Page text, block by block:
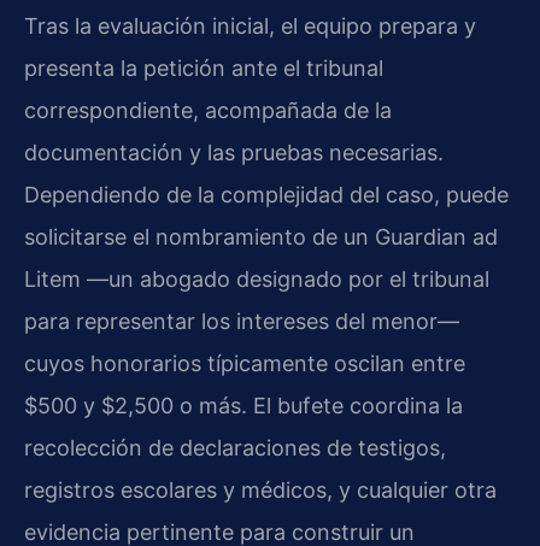
Tras la evaluación inicial, el equipo prepara y
presenta la petición ante el tribunal
correspondiente, acompañada de la
documentación y las pruebas necesarias.
Dependiendo de la complejidad del caso, puede
solicitarse el nombramiento de un Guardian ad
Litem —un abogado designado por el tribunal
para representar los intereses del menor—
cuyos honorarios típicamente oscilan entre
$500 y $2,500 o más. El bufete coordina la
recolección de declaraciones de testigos,
registros escolares y médicos, y cualquier otra
evidencia pertinente para construir un